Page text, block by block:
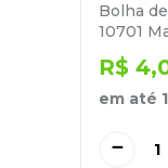
Bolha
10701
R$ 4,
em até 1
－